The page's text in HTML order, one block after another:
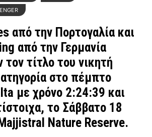
από την Πορτογαλία και
από την Γερμανία
τίτλο του νικητή
στο πέμπτο
με χρόνο 2:24:39 και
το Σάββατο 18
Nature Reserve.